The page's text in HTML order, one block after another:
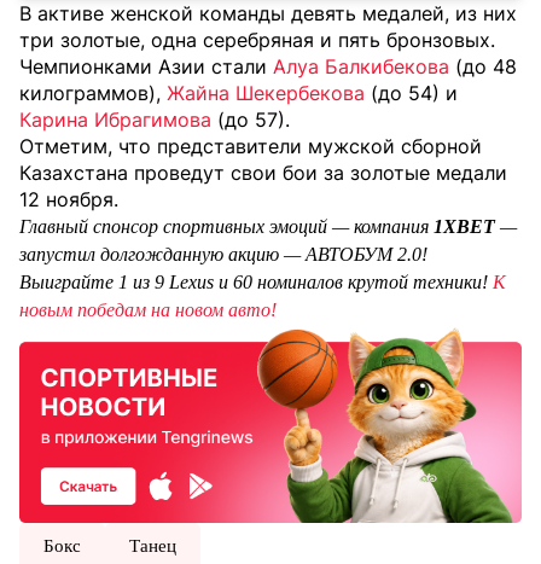
В активе женской команды девять медалей, из них
три золотые, одна серебряная и пять бронзовых.
Чемпионками Азии стали Алуа Балкибекова (до 48
килограммов), Жайна Шекербекова (до 54) и
Карина Ибрагимова (до 57).
Отметим, что представители мужской сборной
Казахстана проведут свои бои за золотые медали
12 ноября.
Главный спонсор спортивных эмоций — компания 1XBET —
запустил долгожданную акцию — АВТОБУМ 2.0!
Выиграйте 1 из 9 Lexus и 60 номиналов крутой техники! К
новым победам на новом авто!
Бокс Танец